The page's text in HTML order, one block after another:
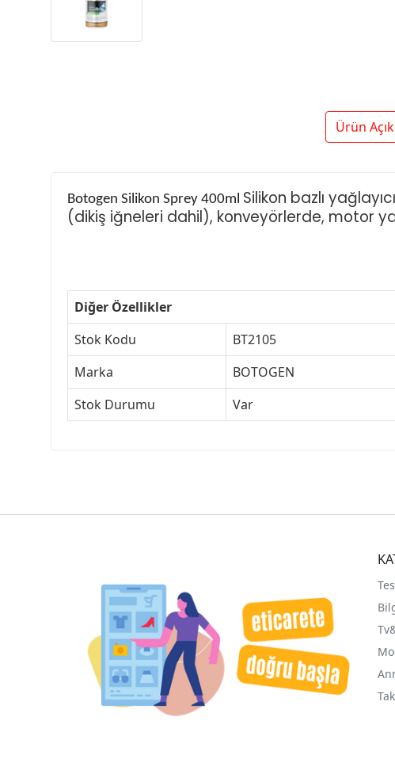
Ürün
Botogen Silikon Sprey 400ml Silikon bazlı
(dikiş iğneleri dahil), konveyörlerde, motor
Diğer Özellikler
Stok Kodu
BT2105
Marka
BOTOGEN
Stok Durumu
Var